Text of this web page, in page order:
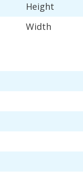
Height
Width